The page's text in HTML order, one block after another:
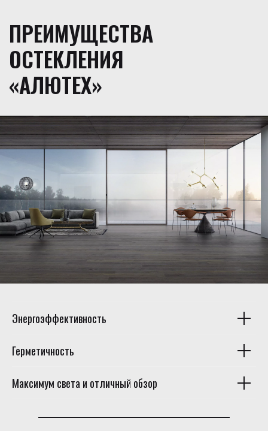
ПРЕИМУЩЕСТВА
ОСТЕКЛЕНИЯ
«АЛЮТЕХ»
Энергоэффективность
Герметичность
Максимум света и отличный обзор